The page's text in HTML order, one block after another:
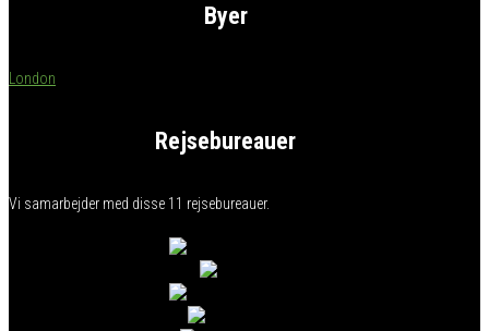
Byer
London
Rejsebureauer
Vi samarbejder med disse 11 rejsebureauer.